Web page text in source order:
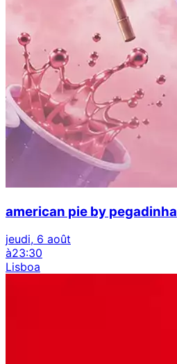
american pie by pegadinha
jeudi, 6 août
à23:30
Lisboa